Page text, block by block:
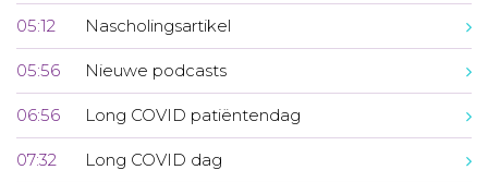
05:12 Nascholingsartikel
05:56 Nieuwe podcasts
06:56 Long COVID patiëntendag
07:32 Long COVID dag